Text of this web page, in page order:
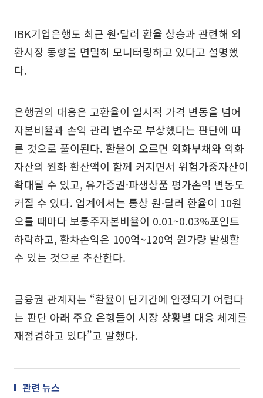
IBK기업은행도 최근 원·달러 환율 상승과 관련해 외
환시장 동향을 면밀히 모니터링하고 있다고 설명했
다.
은행권의 대응은 고환율이 일시적 가격 변동을 넘어
자본비율과 손익 관리 변수로 부상했다는 판단에 따
른 것으로 풀이된다. 환율이 오르면 외화부채와 외화
자산의 원화 환산액이 함께 커지면서 위험가중자산이
확대될 수 있고, 유가증권·파생상품 평가손익 변동도
커질 수 있다. 업계에서는 통상 원·달러 환율이 10원
오를 때마다 보통주자본비율이 0.01~0.03%포인트
하락하고, 환차손익은 100억~120억 원가량 발생할
수 있는 것으로 추산한다.
금융권 관계자는 “환율이 단기간에 안정되기 어렵다
는 판단 아래 주요 은행들이 시장 상황별 대응 체계를
재점검하고 있다”고 말했다.
관련 뉴스